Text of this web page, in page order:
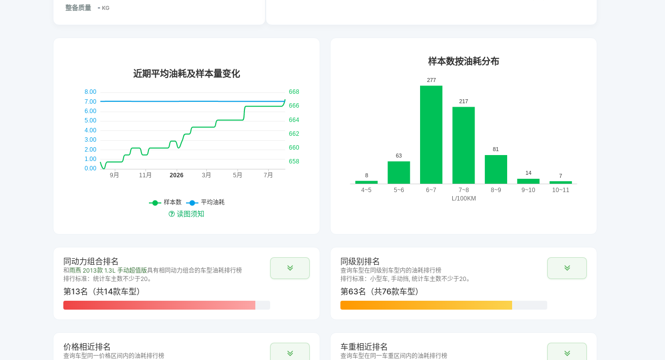
整备质量 - KG
读图须知
同动力组合排名
和雨燕 2013款 1.3L 手动超值版具有相同动力组合的车型油耗排行榜
排行标准：统计车主数不少于20。
第13名（共14款车型）
同级别排名
查询车型在同级别车型内的油耗排行榜
排行标准：小型车, 手动挡, 统计车主数不少于20。
第63名（共76款车型）
价格相近排名
查询车型同一价格区间内的油耗排行榜
车重相近排名
查询车型在同一车重区间内的油耗排行榜